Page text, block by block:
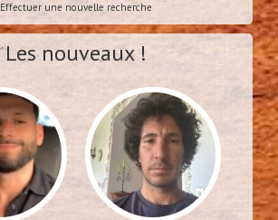
Effectuer une nouvelle recherche
Les nouveaux !